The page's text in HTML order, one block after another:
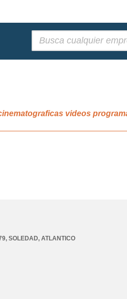
videos
, SOLEDAD, ATLANTICO